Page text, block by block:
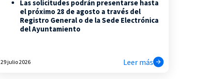
Las solicitudes podrán presentarse hasta
el próximo 28 de agosto a través del
Registro General o de la Sede Electrónica
del Ayuntamiento
29 julio 2026 Leer más